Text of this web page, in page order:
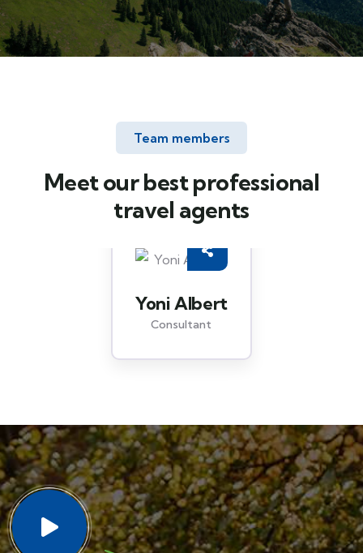
Team members
Meet our best professional
travel agents
Yoni Albert
Consultant